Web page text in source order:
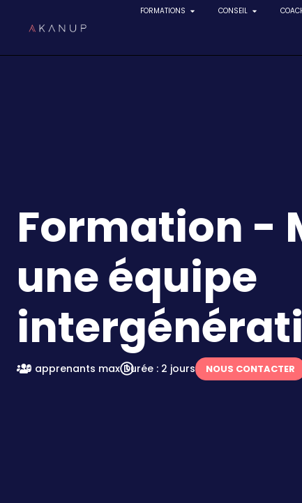
au
FORMATIONS CONSEIL
Formation -
une équipe
10 apprenants max Durée : 2 jours NOUS CONTACTER